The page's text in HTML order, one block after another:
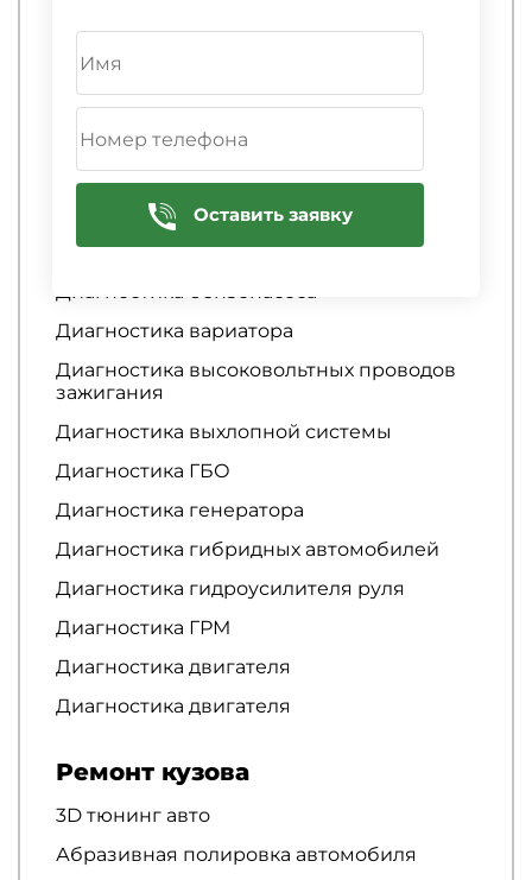
Диагностика автосигнализации
Диагностика аккумулятора
Диагностика АКПП
Диагностика амортизаторов
Диагностика аудиосистемы
Диагностика батареи
Диагностика бензонасоса
Диагностика вариатора
Диагностика высоковольтных проводов
зажигания
Диагностика выхлопной системы
Диагностика ГБО
Диагностика генератора
Диагностика гибридных автомобилей
Диагностика гидроусилителя руля
Диагностика ГРМ
Диагностика двигателя
Диагностика двигателя
Ремонт кузова
3D тюнинг авто
Абразивная полировка автомобиля
Оставить заявку